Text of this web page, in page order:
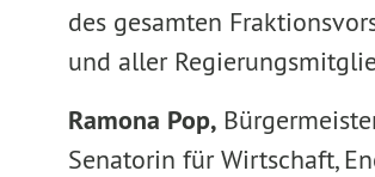
des gesamten
und aller
Ramona Pop,
Senatorin für Wirtschaft,